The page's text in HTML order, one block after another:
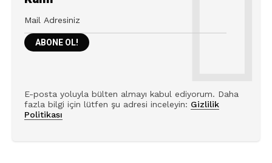
E-posta yoluyla bülten almayı kabul ediyorum. Daha
fazla bilgi için lütfen şu adresi inceleyin: Gizlilik
Politikası